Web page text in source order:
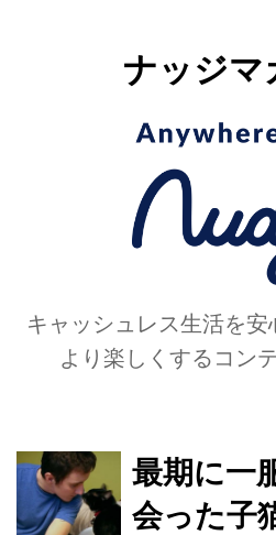
ゆう
を写すと、まる
んでしまった
なったような
うさんは「何度
ナッジマ
キャッシュレス生活を安
より楽しくするコン
最期に一
会った子